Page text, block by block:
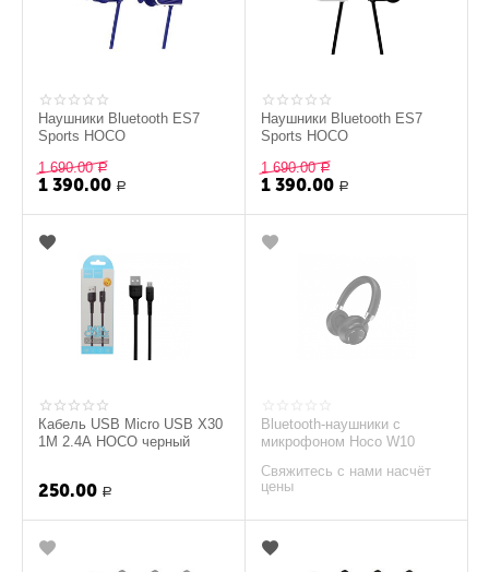
Наушники Bluetooth ES7
Sports HOCO
1 690.00 Р
1 390.00 Р
Наушники Bluetooth ES7
Sports HOCO
1 690.00 Р
1 390.00 Р
Кабель USB Micro USB X30
1M 2.4A HOCO черный
250.00 Р
Bluetooth-наушники с
микрофоном Hoco W10
Свяжитесь с нами насчёт
цены